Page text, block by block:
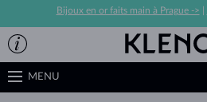
Bijoux en or faits main à Prague ->
MENU